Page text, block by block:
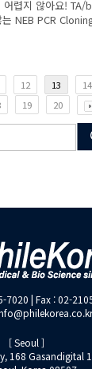
어렵지 않아요! TA/
NEB PCR
12 13 14
19 20
7020 | Fax : 02-
[ Seoul ]
168 Gasandigital